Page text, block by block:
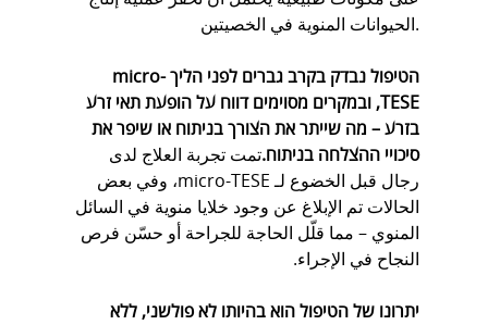
الحيوانات المنوية في الخصيتين.
הטיפול נבדק בקרב גברים לפני הליך micro-
TESE, ובמקרים מסוימים דווח על הופעת תאי זרע
בזרע – מה שייתר את הצורך בניתוח או שיפר את
סיכויי ההצלחה בניתוח.تمت تجربة العلاج لدى
رجال قبل الخضوع لـ micro-TESE، وفي بعض
الحالات تم الإبلاغ عن وجود خلايا منوية في السائل
المنوي – مما قلّل الحاجة للجراحة أو حسّن فرص
النجاح في الإجراء.
יתרונו של הטיפול הוא בהיותו לא פולשני, ללא